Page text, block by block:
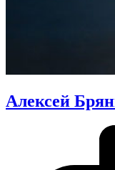
Алексей